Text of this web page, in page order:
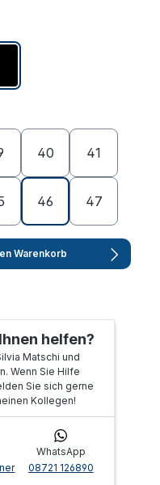
40 41
46 47
Warenkorb
helfen?
Matschi und
Wenn Sie Hilfe
Sie sich gerne
Kollegen!
WhatsApp
08721 126890